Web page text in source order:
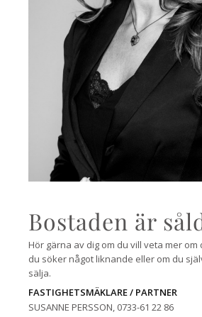
Bostaden är
Hör gärna av dig om du vill veta mer
du söker något liknande eller om du
sälja.
FASTIGHETSMÄKLARE / PARTNER
SUSANNE PERSSON , 0733-61 22 86